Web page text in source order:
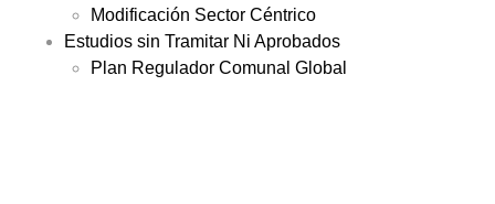
Modificación Sector Céntrico
Estudios sin Tramitar Ni Aprobados
Plan Regulador Comunal Global